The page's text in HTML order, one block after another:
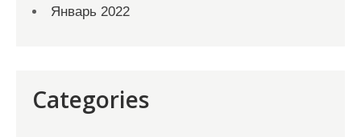
Январь 2022
Categories